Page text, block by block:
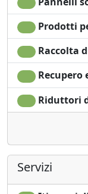
Prodotti
Raccolta
Recupero
Riduttori
Servizi